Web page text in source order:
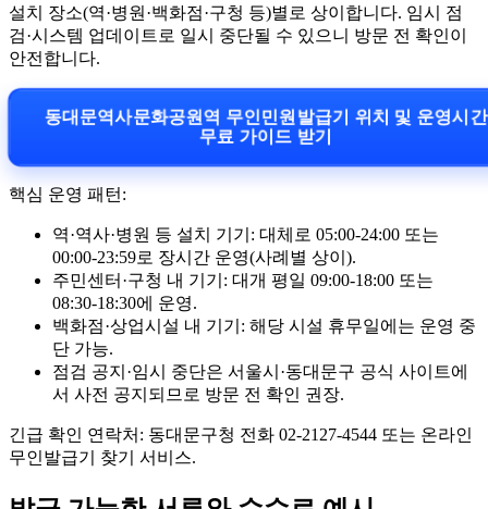
설치 장소(역·병원·백화점·구청 등)별로 상이합니다. 임시 점
검·시스템 업데이트로 일시 중단될 수 있으니 방문 전 확인이
안전합니다.
동대문역사문화공원역 무인민원발급기 위치 및 운영시
무료 가이드 받기
핵심 운영 패턴:
역·역사·병원 등 설치 기기: 대체로 05:00-24:00 또는
00:00-23:59로 장시간 운영(사례별 상이).
주민센터·구청 내 기기: 대개 평일 09:00-18:00 또는
08:30-18:30에 운영.
백화점·상업시설 내 기기: 해당 시설 휴무일에는 운영 중
단 가능.
점검 공지·임시 중단은 서울시·동대문구 공식 사이트에
서 사전 공지되므로 방문 전 확인 권장.
긴급 확인 연락처: 동대문구청 전화 02-2127-4544 또는 온라인
무인발급기 찾기 서비스.